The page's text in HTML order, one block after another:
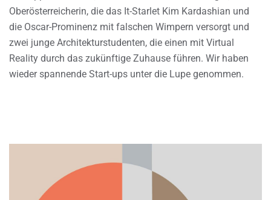
Oberösterreicherin, die das It-Starlet Kim Kardashian und
die Oscar-Prominenz mit falschen Wimpern versorgt und
zwei junge Architekturstudenten, die einen mit Virtual
Reality durch das zukünftige Zuhause führen. Wir haben
wieder spannende Start-ups unter die Lupe genommen.